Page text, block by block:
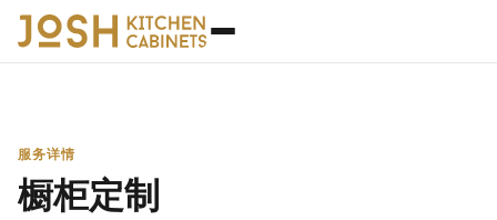
服务详情
橱柜定制